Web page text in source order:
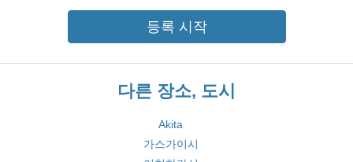
등록 시작
다른 장소, 도시
Akita
가스가이시